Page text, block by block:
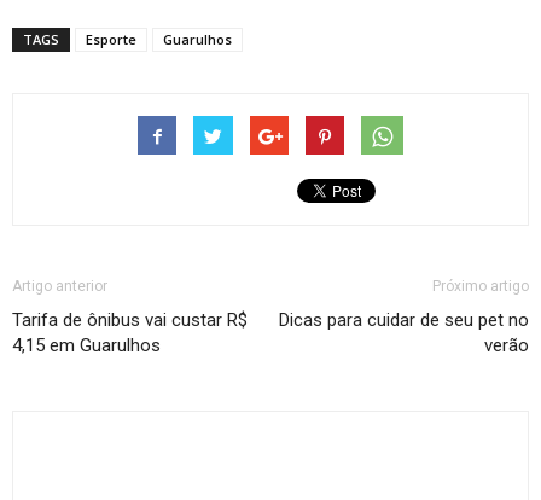
TAGS Esporte Guarulhos
Artigo anterior
Tarifa de ônibus vai custar R$
4,15 em Guarulhos
Próximo artigo
Dicas para cuidar de seu pet no
verão